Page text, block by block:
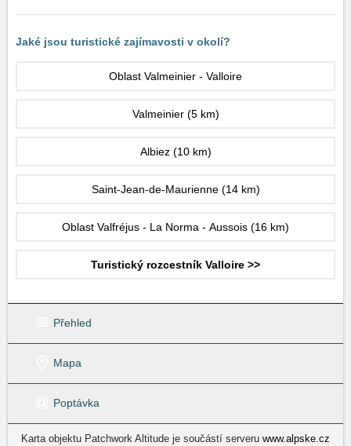
Jaké jsou turistické zajímavosti v okolí?
Oblast Valmeinier - Valloire
Valmeinier (5 km)
Albiez (10 km)
Saint-Jean-de-Maurienne (14 km)
Oblast Valfréjus - La Norma - Aussois (16 km)
Turistický rozcestník Valloire >>
Přehled
Mapa
Poptávka
Karta objektu Patchwork Altitude je součástí serveru www.alpske.cz